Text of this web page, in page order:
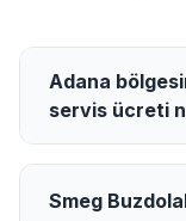
Adana
servis ücreti
Smeg